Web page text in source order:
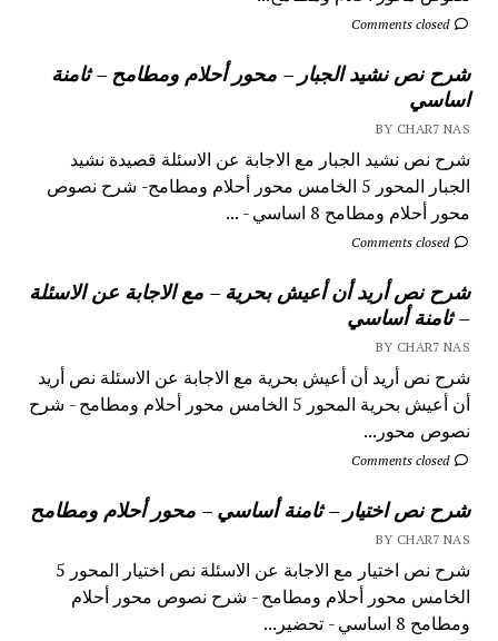
Comments closed
شرح نص نشيد الجبار – محور أحلام ومطامح – ثامنة
اساسي
BY CHAR7 NAS
شرح نص نشيد الجبار مع الاجابة عن الاسئلة قصيدة نشيد
الجبار المحور 5 الخامس محور أحلام ومطامح- شرح نصوص
محور أحلام ومطامح 8 اساسي - ...
Comments closed
شرح نص أريد أن أعيش بحرية – مع الاجابة عن الاسئلة
– ثامنة أساسي
BY CHAR7 NAS
شرح نص أريد أن أعيش بحرية مع الاجابة عن الاسئلة نص أريد
أن أعيش بحرية المحور 5 الخامس محور أحلام ومطامح - شرح
نصوص محور...
Comments closed
شرح نص اختيار – ثامنة أساسي – محور أحلام ومطامح
BY CHAR7 NAS
شرح نص اختيار مع الاجابة عن الاسئلة نص اختيار المحور 5
الخامس محور أحلام ومطامح - شرح نصوص محور أحلام
ومطامح 8 اساسي - تحضير...